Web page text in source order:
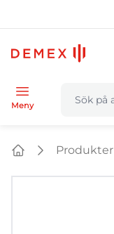
Meny
Produkter